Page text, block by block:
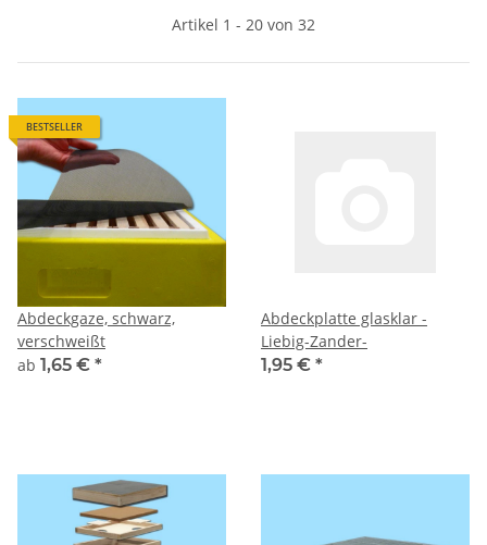
Artikel 1 - 20 von 32
BESTSELLER
Abdeckgaze, schwarz,
verschweißt
ab 1,65 € *
Abdeckplatte glasklar -
Liebig-Zander-
1,95 € *